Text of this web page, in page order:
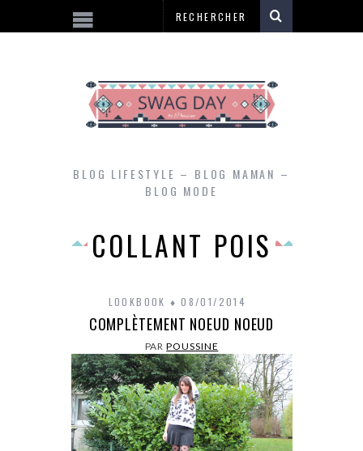
BLOG LIFESTYLE – BLOG MAMAN –
BLOG MODE
COLLANT POIS
LOOKBOOK 08/01/2014
COMPLÈTEMENT NOEUD NOEUD
PARPOUSSINE